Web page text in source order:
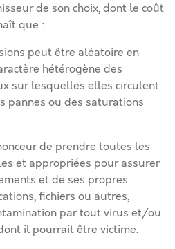
de son choix, dont le coût
que :
peut être aléatoire en
hétérogène des
sur lesquelles elles circulent
pannes ou des saturations
de prendre toutes les
et appropriées pour assurer
et de ses propres
fichiers ou autres,
par tout virus et/ou
il pourrait être victime.